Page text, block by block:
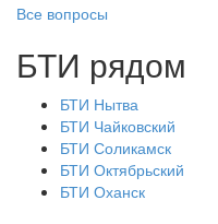
Все вопросы
БТИ рядом
БТИ Нытва
БТИ Чайковский
БТИ Соликамск
БТИ Октябрьский
БТИ Оханск